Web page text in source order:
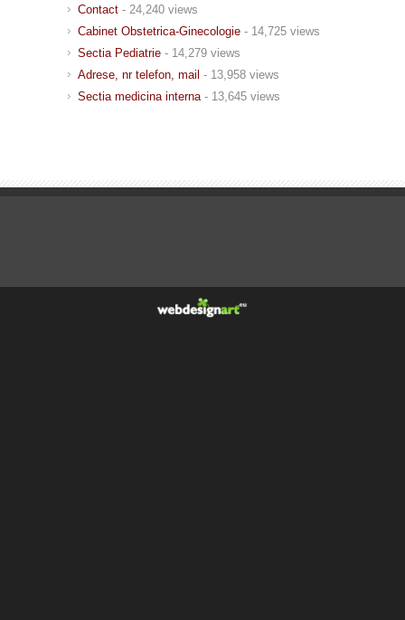
Contact - 24,240 views
Cabinet Obstetrica-Ginecologie - 14,725 views
Sectia Pediatrie - 14,279 views
Adrese, nr telefon, mail - 13,958 views
Sectia medicina interna - 13,645 views